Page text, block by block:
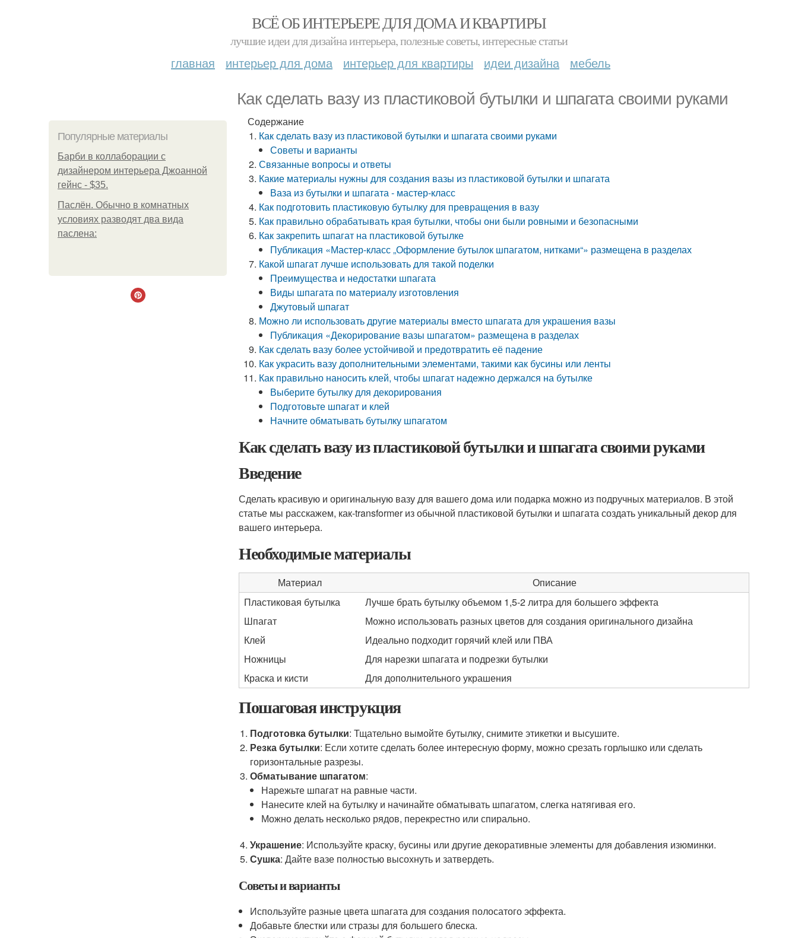
ВСЁ ОБ ИНТЕРЬЕРЕ ДЛЯ ДОМА И КВАРТИРЫ
лучшие идеи для дизайна интерьера, полезные советы, интересные статьи
главная интерьер для дома интерьер для квартиры идеи дизайна мебель
Как сделать вазу из пластиковой бутылки и шпагата своими руками
Популярные материалы
Барби в коллаборации с
дизайнером интерьера Джоанной
гейнс - $35.
Паслён. Обычно в комнатных
условиях разводят два вида
паслена:
Содержание
Как сделать вазу из пластиковой бутылки и шпагата своими руками
Советы и варианты
Связанные вопросы и ответы
Какие материалы нужны для создания вазы из пластиковой бутылки и шпагата
Ваза из бутылки и шпагата - мастер-класс
Как подготовить пластиковую бутылку для превращения в вазу
Как правильно обрабатывать края бутылки, чтобы они были ровными и безопасными
Как закрепить шпагат на пластиковой бутылке
Публикация «Мастер-класс „Оформление бутылок шпагатом, нитками“» размещена в разделах
Какой шпагат лучше использовать для такой поделки
Преимущества и недостатки шпагата
Виды шпагата по материалу изготовления
Джутовый шпагат
Можно ли использовать другие материалы вместо шпагата для украшения вазы
Публикация «Декорирование вазы шпагатом» размещена в разделах
Как сделать вазу более устойчивой и предотвратить её падение
Как украсить вазу дополнительными элементами, такими как бусины или ленты
Как правильно наносить клей, чтобы шпагат надежно держался на бутылке
Выберите бутылку для декорирования
Подготовьте шпагат и клей
Начните обматывать бутылку шпагатом
Как сделать вазу из пластиковой бутылки и шпагата своими руками
Введение
Сделать красивую и оригинальную вазу для вашего дома или подарка можно из подручных материалов. В этой
статье мы расскажем, как-transformer из обычной пластиковой бутылки и шпагата создать уникальный декор для
вашего интерьера.
Необходимые материалы
Материал
Описание
Пластиковая бутылка
Лучше брать бутылку объемом 1,5-2 литра для большего эффекта
Шпагат
Можно использовать разных цветов для создания оригинального дизайна
Клей
Идеально подходит горячий клей или ПВА
Ножницы
Для нарезки шпагата и подрезки бутылки
Краска и кисти
Для дополнительного украшения
Пошаговая инструкция
Подготовка бутылки: Тщательно вымойте бутылку, снимите этикетки и высушите.
Резка бутылки: Если хотите сделать более интересную форму, можно срезать горлышко или сделать
горизонтальные разрезы.
Обматывание шпагатом:
Нарежьте шпагат на равные части.
Нанесите клей на бутылку и начинайте обматывать шпагатом, слегка натягивая его.
Можно делать несколько рядов, перекрестно или спирально.
Украшение: Используйте краску, бусины или другие декоративные элементы для добавления изюминки.
Сушка: Дайте вазе полностью высохнуть и затвердеть.
Советы и варианты
Используйте разные цвета шпагата для создания полосатого эффекта.
Добавьте блестки или стразы для большего блеска.